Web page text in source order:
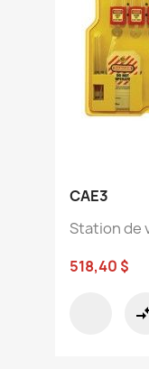
CAE3
Station de
518,40 $